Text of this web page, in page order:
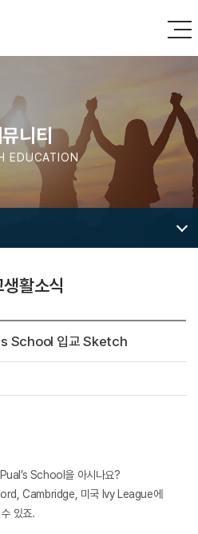
니티
EDUCATION
활소식
School 입교 Sketch
School 을 아시나요?
Cambridge, 미국 Ivy League에
있죠.